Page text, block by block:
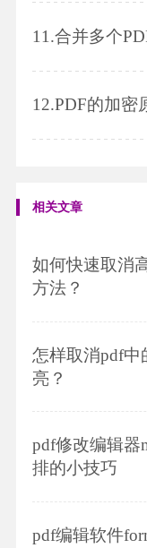
11.合并多个
12.PDF的加密
相关文章
如何快速取消
方法？
怎样取消pdf中
亮？
pdf修改编辑器
排的小技巧
pdf编辑软件